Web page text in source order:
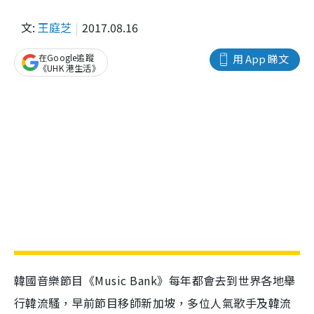
文: 王庭芝 2017.08.16
用 App 睇文
在Google追蹤
《UHK 港生活》
韓國音樂節目《Music Bank》每年都會去到世界各地舉
行韓流騷，早前節目移師新加坡，多位人氣歌手及韓流